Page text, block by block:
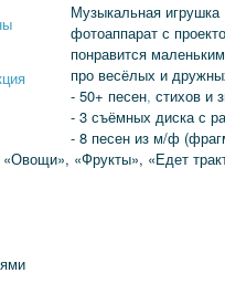
Музыкальная
фотоаппарат с
понравится
про весёлых и
- 50+ песен, стихов и
- 3 съёмных диска с
- 8 песен из м/ф
«Фрукты», «Едет